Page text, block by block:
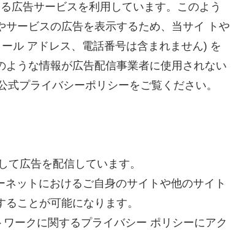
広告サービスを利用しています。このよう
ービスの広告を表示するため、当サイ トや
ル アドレス、電話番号は含まれません) を
うな情報が広告配信事業者に使用されない
プライバシーポリシーをご覧ください。
て広告を配信しています。
ットにおけるご自身のサイトや他のサイト
ことが可能になります。
ークに関するプライバシー ポリシーにアク